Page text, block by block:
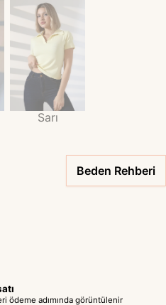
Sarı
Beden Rehberi
ödeme adımında görüntülenir